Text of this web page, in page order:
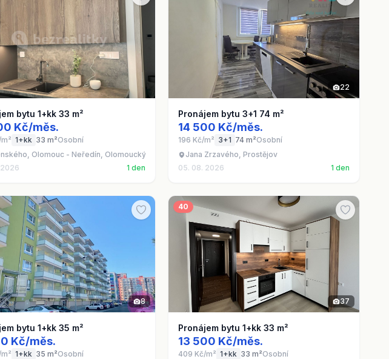
bytu 1+kk 33 m²
Kč/měs.
1+kk 33 m²Osobní
Olomouc - Neředín, Olomoucký kraj
1 den
22
Pronájem bytu 3+1 74 m²
14 500 Kč/měs.
196 Kč/m² 3+1 74 m²Osobní
Jana Zrzavého, Prostějov
05. 08. 2026
1 den
8
bytu 1+kk 35 m²
Kč/měs.
1+kk 35 m²Osobní
40
37
Pronájem bytu 1+kk 33 m²
13 500 Kč/měs.
409 Kč/m² 1+kk 33 m²Osobní